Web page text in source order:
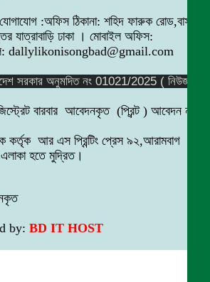
যোগাযোগ :অফিস ঠিকানা: শহিদ ফারুক রোড,বাসা
যাত্রাবাড়ি ঢাকা । মোবাইল অফিস:
dallylikonisongbad@gmail.com
সরকার অনুমদিত নং 01021/2025 ( নিউজ
বারবার আবেদনকৃত (প্রিন্ট ) আবেদন নং
কর্তৃক আর এস প্রিন্টিং প্রেস ৯২,আরামবাগ
হতে মুদ্রিত।
by: BD IT HOST